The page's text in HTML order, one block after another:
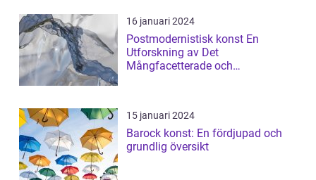
16 januari 2024
Postmodernistisk konst En
Utforskning av Det
Mångfacetterade och
15 januari 2024
Barock konst: En fördjupad och
grundlig översikt